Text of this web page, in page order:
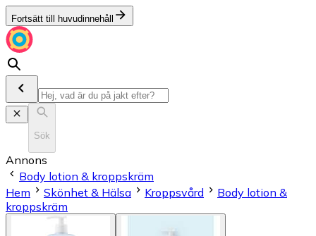
Fortsätt till huvudinnehåll
Sök
Annons
Body lotion & kroppskräm
Hem
Skönhet & Hälsa Kroppsvård
Body lotion &
kroppskräm